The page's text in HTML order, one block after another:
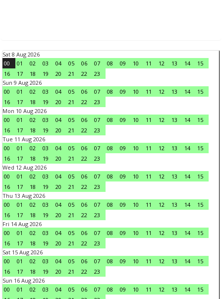
Sat 8 Aug 2026
00
01 02 03 04 05 06 07 08 09 10 11 12 13 14
15
16
17 18 19 20 21 22
23
Sun 9 Aug 2026
00
01 02 03 04 05 06 07 08 09 10 11 12 13 14
15
16
17 18 19 20 21 22
23
Mon 10 Aug 2026
00
01 02 03 04 05 06 07 08 09 10 11 12 13 14
15
16
17 18 19 20 21 22
23
Tue 11 Aug 2026
00
01 02 03 04 05 06 07 08 09 10 11 12 13 14
15
16
17 18 19 20 21 22
23
Wed 12 Aug 2026
00
01 02 03 04 05 06 07 08 09 10 11 12 13 14
15
16
17 18 19 20 21 22
23
Thu 13 Aug 2026
00
01 02 03 04 05 06 07 08 09 10 11 12 13 14
15
16
17 18 19 20 21 22
23
Fri 14 Aug 2026
00
01 02 03 04 05 06 07 08 09 10 11 12 13 14
15
16
17 18 19 20 21 22
23
Sat 15 Aug 2026
00
01 02 03 04 05 06 07 08 09 10 11 12 13 14
15
16
17 18 19 20 21 22
23
Sun 16 Aug 2026
00
01 02 03 04 05 06 07 08 09 10 11 12 13 14
15